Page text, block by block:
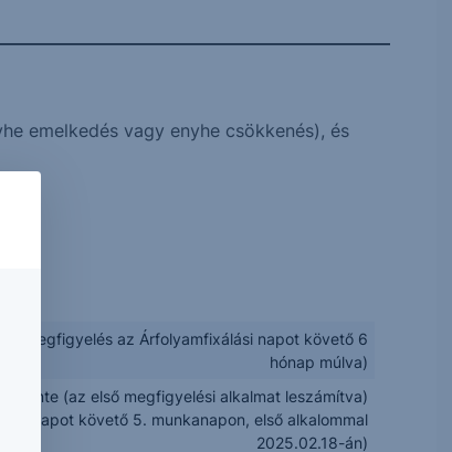
emelkedés vagy enyhe csökkenés), és
megfigyelés az Árfolyamfixálási napot követő 6
hónap múlva)
(az első megfigyelési alkalmat leszámítva)
napot követő 5. munkanapon, első alkalommal
2025.02.18-án)